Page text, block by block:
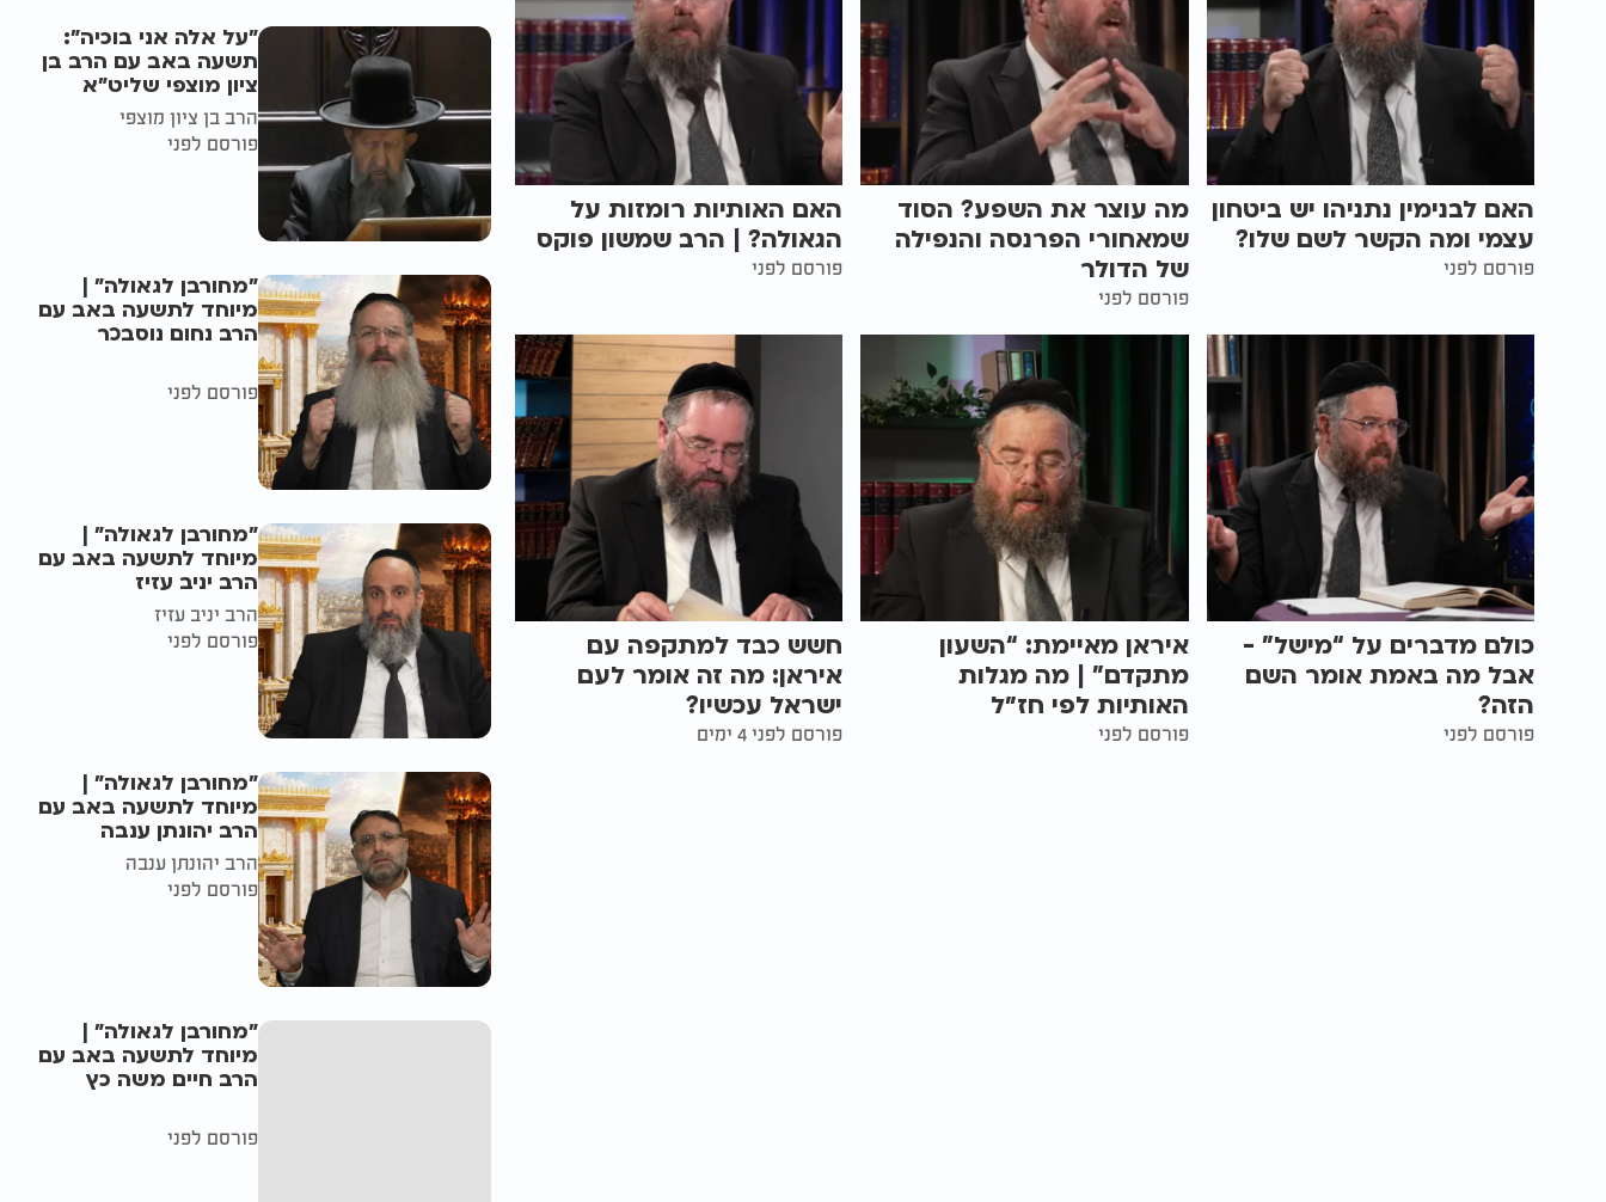
האם לבנימין נתניהו יש ביטחון
עצמי ומה הקשר לשם שלו?
פורסם לפני
מה עוצר את השפע? הסוד
שמאחורי הפרנסה והנפילה
של הדולר
פורסם לפני
האם האותיות רומזות על
הגאולה? | הרב שמשון פוקס
פורסם לפני
כולם מדברים על “מישל” -
אבל מה באמת אומר השם
הזה?
פורסם לפני
איראן מאיימת: “השעון
מתקדם” | מה מגלות
האותיות לפי חז״ל
פורסם לפני
חשש כבד למתקפה עם
איראן: מה זה אומר לעם
ישראל עכשיו?
פורסם לפני 4 ימים
"על אלה אני בוכיה":
תשעה באב עם הרב בן
ציון מוצפי שליט"א
הרב בן ציון מוצפי
פורסם לפני
"מחורבן לגאולה" |
מיוחד לתשעה באב עם
הרב נחום נוסבכר
פורסם לפני
"מחורבן לגאולה" |
מיוחד לתשעה באב עם
הרב יניב עזיז
הרב יניב עזיז
פורסם לפני
"מחורבן לגאולה" |
מיוחד לתשעה באב עם
הרב יהונתן ענבה
הרב יהונתן ענבה
פורסם לפני
"מחורבן לגאולה" |
מיוחד לתשעה באב עם
הרב חיים משה כץ
פורסם לפני